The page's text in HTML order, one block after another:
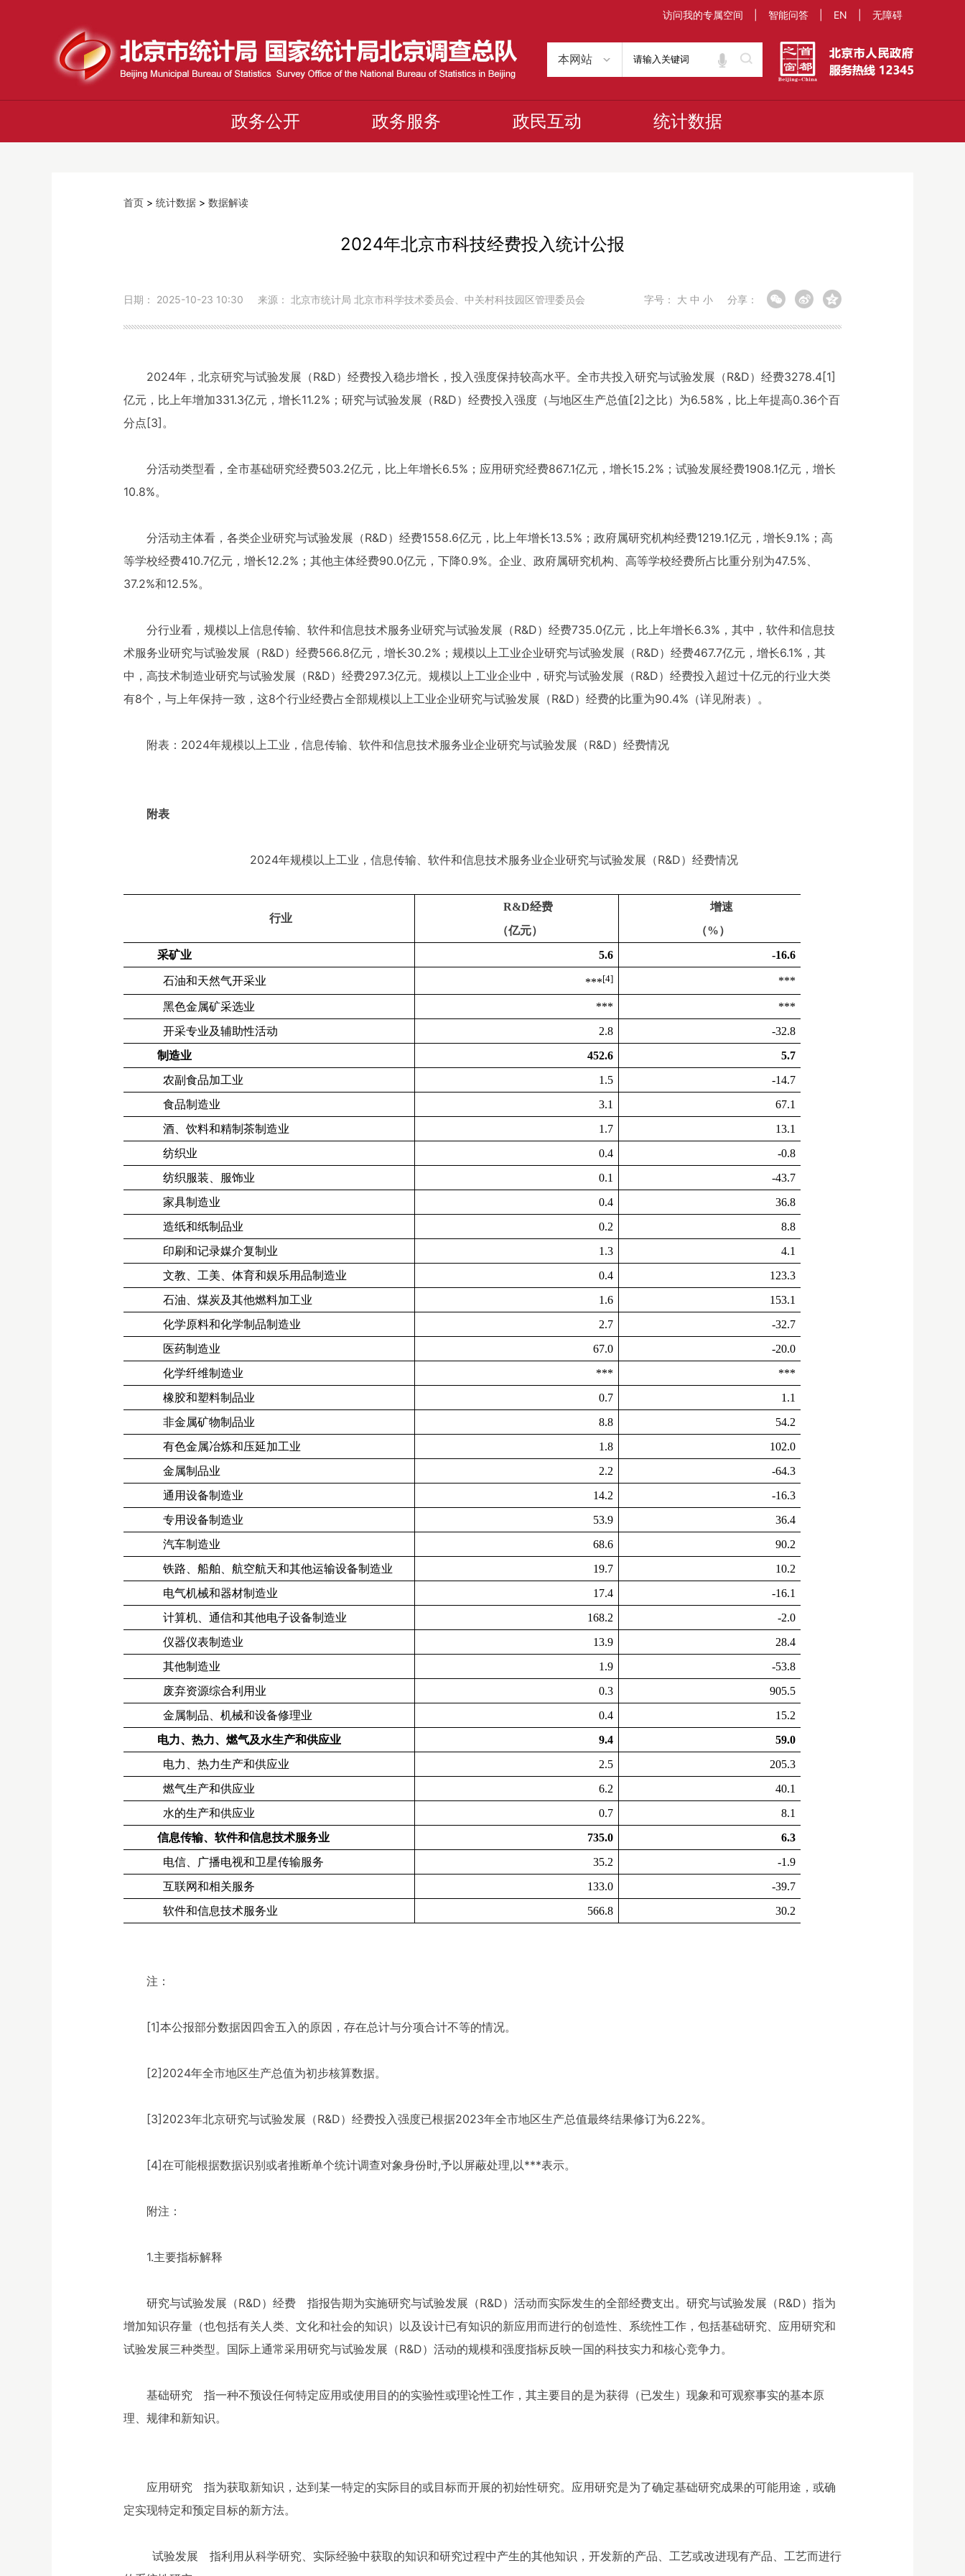
访问我的专属空间 智能问答 EN 无障碍
政务公开 政务服务 政民互动 统计数据
首页 > 统计数据 > 数据解读
2024年北京市科技经费投入统计公报
字号： 大 中 小 分享：
日期： 2025-10-23 10:30 来源： 北京市统计局 北京市科学技术委员会、中关村科技园区管理委员会
2024年，北京研究与试验发展（R&D）经费投入稳步增长，投入强度保持较高水平。全市共投入研究与试验发展（R&D）经费3278.4[1]
亿元，比上年增加331.3亿元，增长11.2%；研究与试验发展（R&D）经费投入强度（与地区生产总值[2]之比）为6.58%，比上年提高0.36个百
分点[3]。
分活动类型看，全市基础研究经费503.2亿元，比上年增长6.5%；应用研究经费867.1亿元，增长15.2%；试验发展经费1908.1亿元，增长
10.8%。
分活动主体看，各类企业研究与试验发展（R&D）经费1558.6亿元，比上年增长13.5%；政府属研究机构经费1219.1亿元，增长9.1%；高
等学校经费410.7亿元，增长12.2%；其他主体经费90.0亿元，下降0.9%。企业、政府属研究机构、高等学校经费所占比重分别为47.5%、
37.2%和12.5%。
分行业看，规模以上信息传输、软件和信息技术服务业研究与试验发展（R&D）经费735.0亿元，比上年增长6.3%，其中，软件和信息技
术服务业研究与试验发展（R&D）经费566.8亿元，增长30.2%；规模以上工业企业研究与试验发展（R&D）经费467.7亿元，增长6.1%，其
中，高技术制造业研究与试验发展（R&D）经费297.3亿元。规模以上工业企业中，研究与试验发展（R&D）经费投入超过十亿元的行业大类
有8个，与上年保持一致，这8个行业经费占全部规模以上工业企业研究与试验发展（R&D）经费的比重为90.4%（详见附表）。
附表：2024年规模以上工业，信息传输、软件和信息技术服务业企业研究与试验发展（R&D）经费情况
附表
2024年规模以上工业，信息传输、软件和信息技术服务业企业研究与试验发展（R&D）经费情况
行业
R&D经费
（亿元）
增速
（%）
采矿业
5.6 -16.6
石油和天然气开采业 ***[4] ***
黑色金属矿采选业 ***
***
开采专业及辅助性活动
2.8
-32.8
制造业
452.6
5.7
农副食品加工业
1.5
-14.7
食品制造业
3.1
67.1
酒、饮料和精制茶制造业
1.7
13.1
纺织业
0.4
-0.8
纺织服装、服饰业
0.1
-43.7
家具制造业
0.4
36.8
造纸和纸制品业
0.2
8.8
印刷和记录媒介复制业
1.3
4.1
文教、工美、体育和娱乐用品制造业
0.4
123.3
石油、煤炭及其他燃料加工业
1.6
153.1
化学原料和化学制品制造业
2.7
-32.7
医药制造业
67.0
-20.0
化学纤维制造业
***
***
橡胶和塑料制品业
0.7
1.1
非金属矿物制品业
8.8
54.2
有色金属冶炼和压延加工业
1.8
102.0
金属制品业
2.2
-64.3
通用设备制造业
14.2
-16.3
专用设备制造业
53.9
36.4
汽车制造业
68.6
90.2
铁路、船舶、航空航天和其他运输设备制造业
19.7
10.2
电气机械和器材制造业
17.4
-16.1
计算机、通信和其他电子设备制造业
168.2
-2.0
仪器仪表制造业
13.9
28.4
其他制造业
1.9
-53.8
废弃资源综合利用业
0.3
905.5
金属制品、机械和设备修理业
0.4
15.2
电力、热力、燃气及水生产和供应业
9.4
59.0
电力、热力生产和供应业
2.5
205.3
燃气生产和供应业
6.2
40.1
水的生产和供应业
0.7
8.1
信息传输、软件和信息技术服务业
735.0
6.3
电信、广播电视和卫星传输服务
35.2
-1.9
互联网和相关服务
133.0
-39.7
软件和信息技术服务业
566.8 30.2
注：
[1]本公报部分数据因四舍五入的原因，存在总计与分项合计不等的情况。
[2]2024年全市地区生产总值为初步核算数据。
[3]2023年北京研究与试验发展（R&D）经费投入强度已根据2023年全市地区生产总值最终结果修订为6.22%。
[4]在可能根据数据识别或者推断单个统计调查对象身份时,予以屏蔽处理,以***表示。
附注：
1.主要指标解释
研究与试验发展（R&D）经费 指报告期为实施研究与试验发展（R&D）活动而实际发生的全部经费支出。研究与试验发展（R&D）指为
增加知识存量（也包括有关人类、文化和社会的知识）以及设计已有知识的新应用而进行的创造性、系统性工作，包括基础研究、应用研究和
试验发展三种类型。国际上通常采用研究与试验发展（R&D）活动的规模和强度指标反映一国的科技实力和核心竞争力。
基础研究 指一种不预设任何特定应用或使用目的的实验性或理论性工作，其主要目的是为获得（已发生）现象和可观察事实的基本原
理、规律和新知识。
应用研究 指为获取新知识，达到某一特定的实际目的或目标而开展的初始性研究。应用研究是为了确定基础研究成果的可能用途，或确
定实现特定和预定目标的新方法。
试验发展 指利用从科学研究、实际经验中获取的知识和研究过程中产生的其他知识，开发新的产品、工艺或改进现有产品、工艺而进行